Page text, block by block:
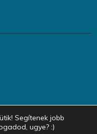
Segítenek jobb
ugye? :)